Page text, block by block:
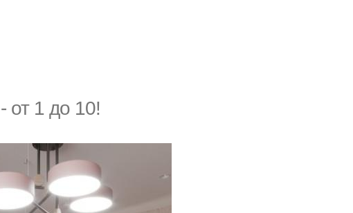
от 1 до 10!